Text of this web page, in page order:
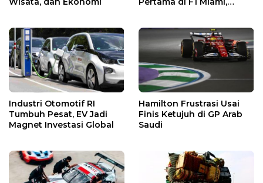
Industri Otomotif RI
Tumbuh Pesat, EV Jadi
Magnet Investasi Global
Hamilton Frustrasi Usai
Finis Ketujuh di GP Arab
Saudi